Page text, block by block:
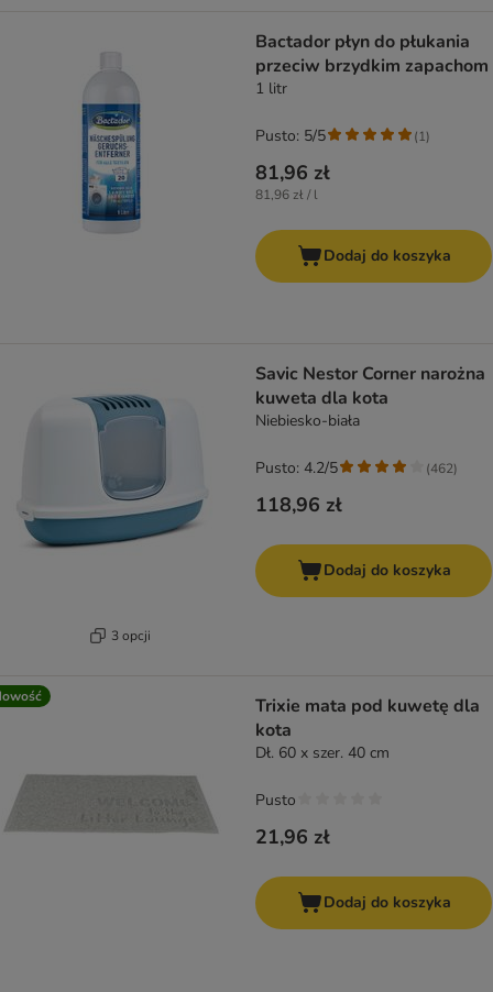
Bactador płyn do płukania
przeciw brzydkim zapachom
1 litr
81,96 zł
81,96 zł / l
Pusto: 5/5 (1)
Dodaj do koszyka
3 opcji
Savic Nestor Corner narożna
kuweta dla kota
Niebiesko-biała
118,96 zł
Pusto: 4.2/5 (462)
Dodaj do koszyka
Trixie mata pod kuwetę dla
kota
Dł. 60 x szer. 40 cm
21,96 zł
Pusto
Dodaj do koszyka